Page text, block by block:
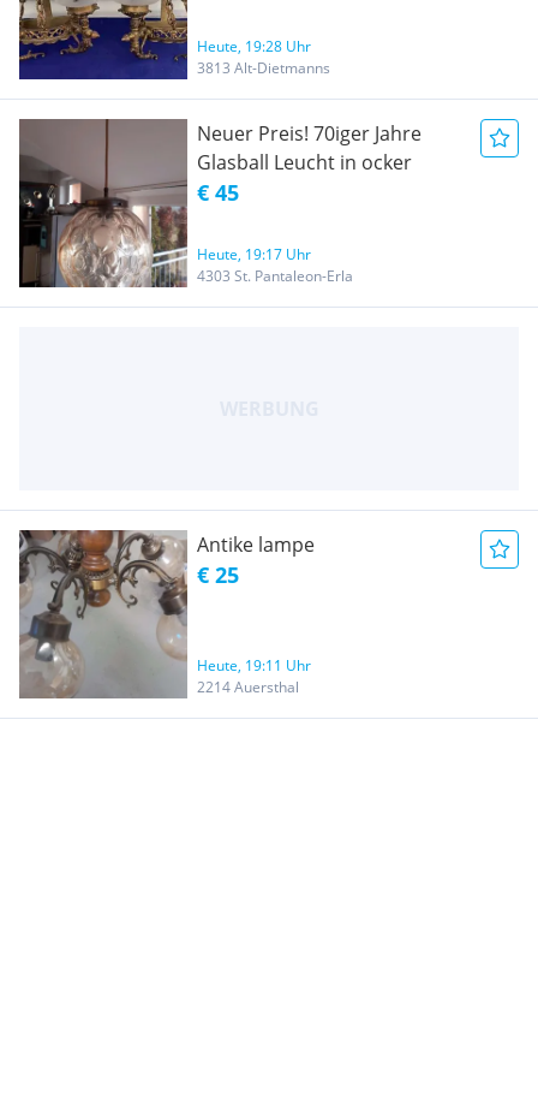
Heute, 19:28 Uhr
3813 Alt-Dietmanns
Neuer Preis! 70iger Jahre
Glasball Leucht in ocker
€ 45
Heute, 19:17 Uhr
4303 St. Pantaleon-Erla
Antike lampe
€ 25
Heute, 19:11 Uhr
2214 Auersthal